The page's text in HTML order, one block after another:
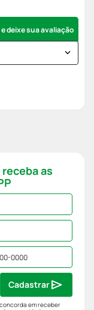
deixe sua avaliação
as
em receber
Cadastrar